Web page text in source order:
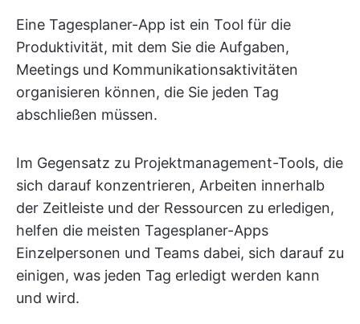
Eine Tagesplaner-App ist ein Tool für die
Produktivität, mit dem Sie die Aufgaben,
Meetings und Kommunikationsaktivitäten
organisieren können, die Sie jeden Tag
abschließen müssen.
Im Gegensatz zu Projektmanagement-Tools, die
sich darauf konzentrieren, Arbeiten innerhalb
der Zeitleiste und der Ressourcen zu erledigen,
helfen die meisten Tagesplaner-Apps
Einzelpersonen und Teams dabei, sich darauf zu
einigen, was jeden Tag erledigt werden kann
und wird.